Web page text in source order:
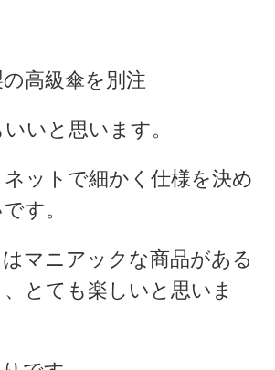
高級傘を別注
いと思います。
ットで細かく仕様を決め
す。
マニアックな商品がある
とても楽しいと思いま